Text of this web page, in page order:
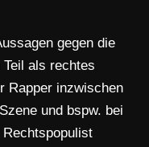
gegen die
als rechtes
Rapper inzwischen
und bspw. bei